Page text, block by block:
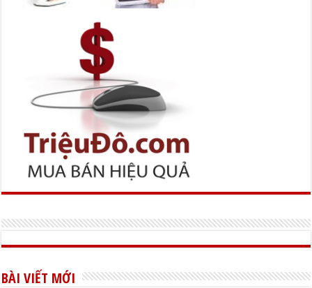
BÀI VIẾT MỚI